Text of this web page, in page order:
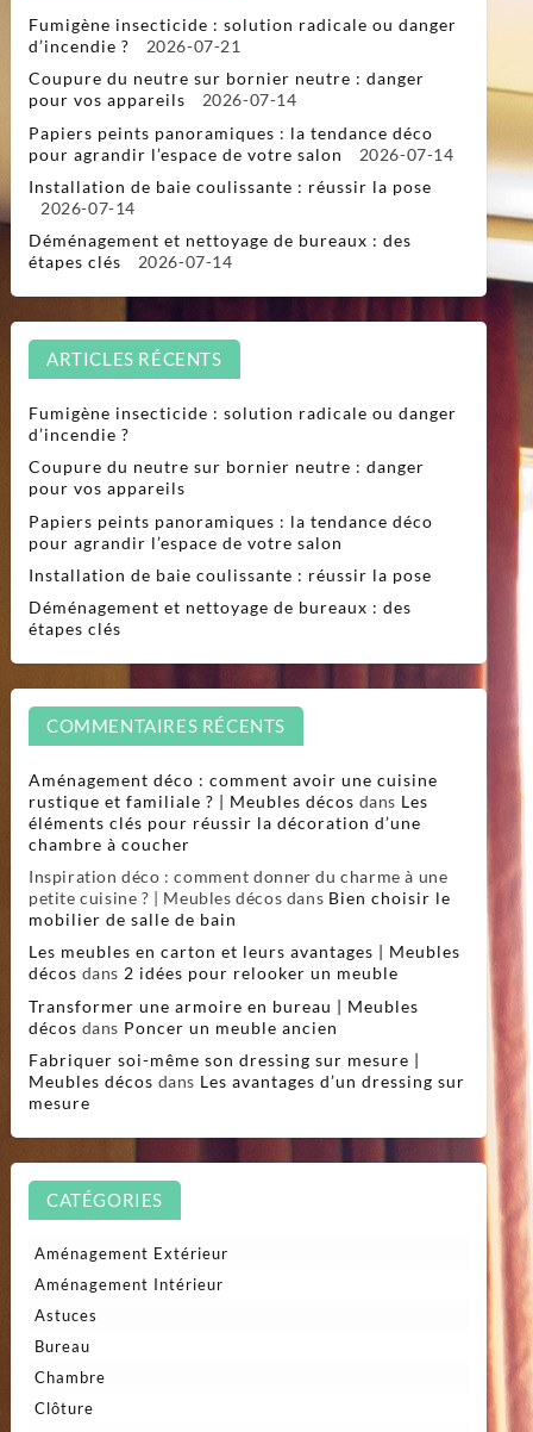
Fumigène insecticide : solution radicale ou danger
d’incendie ?
2026-07-21
Coupure du neutre sur bornier neutre : danger
pour vos appareils
2026-07-14
Papiers peints panoramiques : la tendance déco
pour agrandir l’espace de votre salon
2026-07-14
Installation de baie coulissante : réussir la pose
2026-07-14
Déménagement et nettoyage de bureaux : des
étapes clés
2026-07-14
ARTICLES RÉCENTS
Fumigène insecticide : solution radicale ou danger
d’incendie ?
Coupure du neutre sur bornier neutre : danger
pour vos appareils
Papiers peints panoramiques : la tendance déco
pour agrandir l’espace de votre salon
Installation de baie coulissante : réussir la pose
Déménagement et nettoyage de bureaux : des
étapes clés
COMMENTAIRES RÉCENTS
Aménagement déco : comment avoir une cuisine
rustique et familiale ? | Meubles décos dans Les
éléments clés pour réussir la décoration d’une
chambre à coucher
Inspiration déco : comment donner du charme à une
petite cuisine ? | Meubles décos dans Bien choisir le
mobilier de salle de bain
Les meubles en carton et leurs avantages | Meubles
décos dans 2 idées pour relooker un meuble
Transformer une armoire en bureau | Meubles
décos dans Poncer un meuble ancien
Fabriquer soi-même son dressing sur mesure |
Meubles décos dans Les avantages d’un dressing sur
mesure
CATÉGORIES
Aménagement Extérieur
Aménagement Intérieur
Astuces
Bureau
Chambre
Clôture